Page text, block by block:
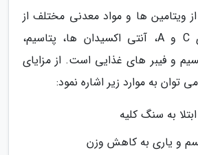
ویتامین ها و مواد معدنی مختلف از
جمله ویتامین های C و A، آنتی اکسیدان ها، پتاسیم،
و فیبر های غذایی است. از مزایای
به موارد زیر اشاره نمود:
به سنگ کلیه
و یاری به کاهش وزن